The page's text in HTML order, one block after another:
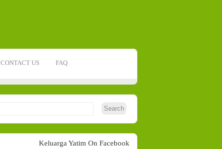
CONTACT US FAQ
Keluarga Yatim On Facebook